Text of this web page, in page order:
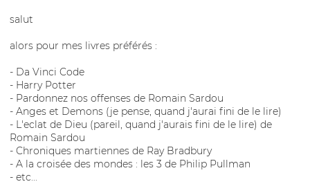
salut
alors pour mes livres préférés :
- Da Vinci Code
- Harry Potter
- Pardonnez nos offenses de Romain Sardou
- Anges et Demons (je pense, quand j'aurai fini de le lire)
- L'eclat de Dieu (pareil, quand j'aurais fini de le lire) de
Romain Sardou
- Chroniques martiennes de Ray Bradbury
- A la croisée des mondes : les 3 de Philip Pullman
- etc...